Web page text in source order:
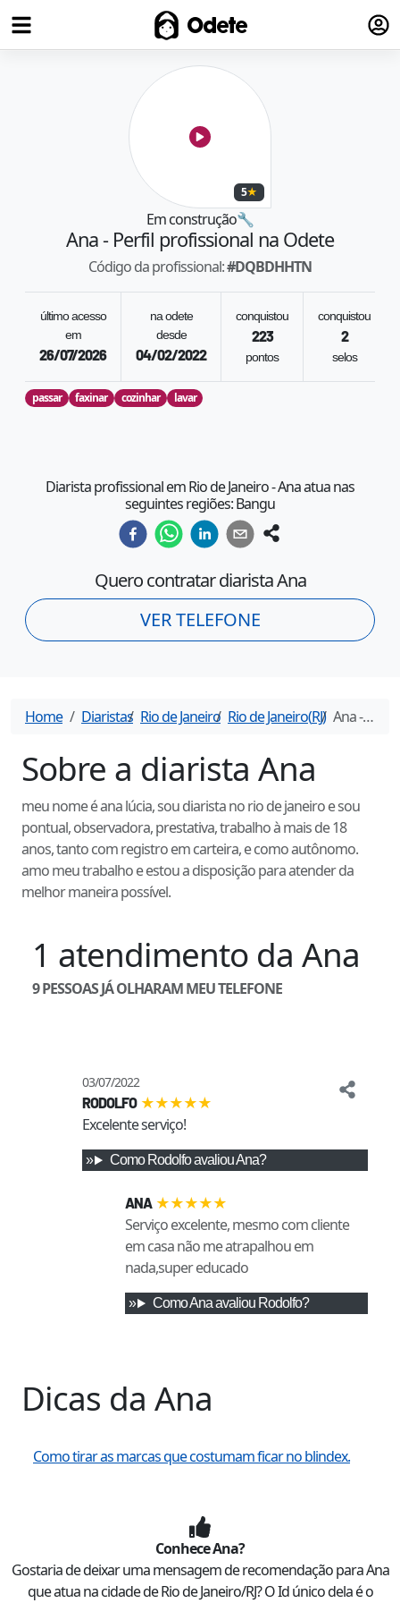
Odete
5★
Em construção🔧
Ana- Perfil profissional na Odete
Código da profissional:#DQBDHHTN
último acesso
em
26/07/2026
na odete
desde
04/02/2022
conquistou
223
pontos
conquistou
2
selos
passar faxinar cozinhar lavar
Diarista profissional em Rio de Janeiro - Ana atua nas
seguintes regiões: Bangu
Quero contratar diaristaAna
VER TELEFONE
Home Diaristas Rio de Janeiro Rio de Janeiro(RJ) Ana- Diarista em
Sobre a diarista Ana
meu nome é ana lúcia, sou diarista no rio de janeiro e sou
pontual, observadora, prestativa, trabalho à mais de 18
anos, tanto com registro em carteira, e como autônomo.
amo meu trabalho e estou a disposição para atender da
melhor maneira possível.
1 atendimento da Ana
9PESSOAS JÁ OLHARAM MEU TELEFONE
03/07/2022
RODOLFO ★★★★★
Excelente serviço!
Como RodolfoavaliouAna?
ANA ★★★★★
Serviço excelente, mesmo com cliente
em casa não me atrapalhou em
nada,super educado
ComoAnaavaliou Rodolfo?
Dicas da Ana
Como tirar as marcas que costumam ficar no blindex.
ConheceAna?
Gostaria de deixar uma mensagem de recomendação paraAna
que atua na cidade deRio de Janeiro/RJ? O Id único dela é o